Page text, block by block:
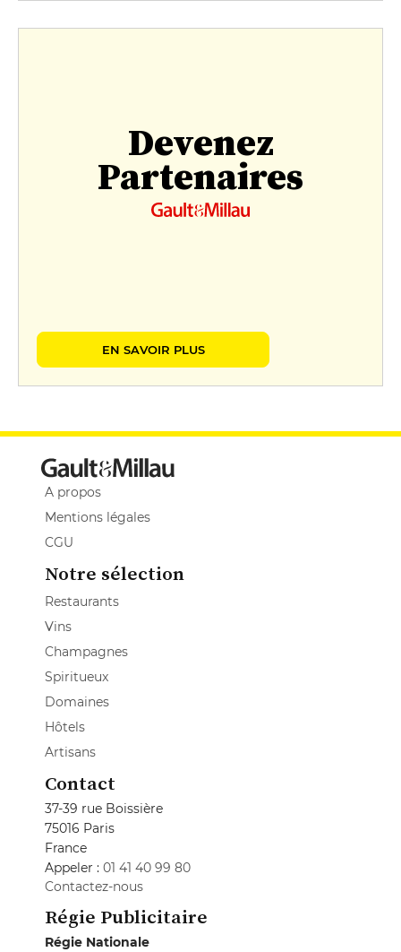
Devenez
Partenaires
EN SAVOIR PLUS
A propos
Mentions légales
CGU
Notre sélection
Restaurants
Vins
Champagnes
Spiritueux
Domaines
Hôtels
Artisans
Contact
37-39 rue Boissière
75016 Paris
France
Appeler : 01 41 40 99 80
Contactez-nous
Régie Publicitaire
Régie Nationale